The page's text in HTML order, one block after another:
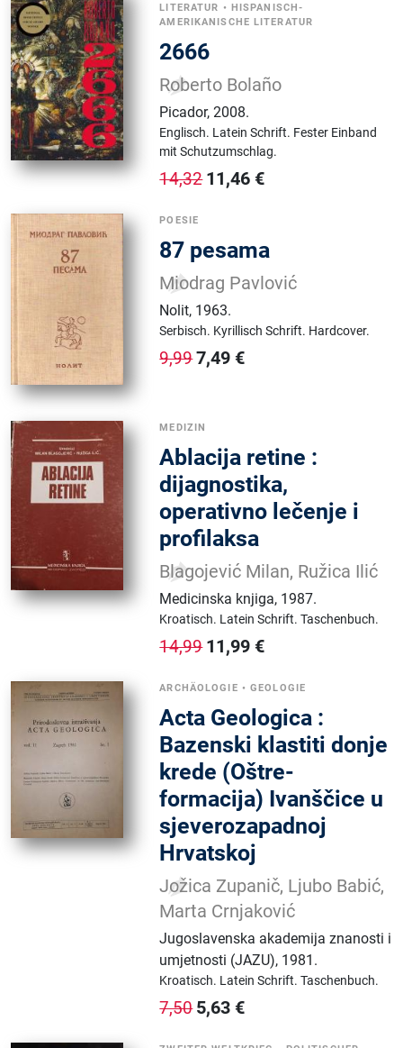
LITERATUR • HISPANISCH-
AMERIKANISCHE LITERATUR
2666
Roberto Bolaño
Picador,2008.
Englisch. Latein Schrift. Fester Einband
mit Schutzumschlag.
14,32 11,46 €
POESIE
87 pesama
Miodrag Pavlović
Nolit, 1963.
Serbisch. Kyrillisch Schrift. Hardcover.
9,997,49 €
MEDIZIN
Ablacija retine :
dijagnostika,
operativno lečenje i
profilaksa
Blagojević Milan, Ružica Ilić
Medicinska knjiga, 1987.
Kroatisch. Latein Schrift.Taschenbuch.
14,99 11,99 €
ARCHÄOLOGIE •GEOLOGIE
Acta Geologica :
Bazenski klastiti donje
krede (Oštre-
formacija) Ivanščice u
sjeverozapadnoj
Hrvatskoj
Jožica Zupanič, Ljubo Babić,
Marta Crnjaković
Jugoslavenska akademija znanosti i
umjetnosti (JAZU), 1981.
Kroatisch. Latein Schrift.Taschenbuch.
7,50 5,63 €